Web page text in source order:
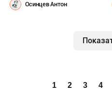
Осинцев Антон
1 2 3 4